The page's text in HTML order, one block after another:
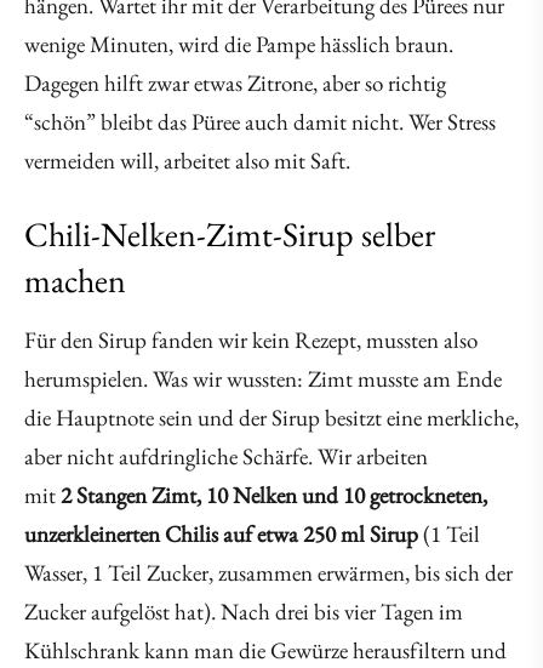
wenige Minuten, wird die Pampe hässlich braun.
Dagegen hilft zwar etwas Zitrone, aber so richtig
“schön” bleibt das Püree auch damit nicht. Wer Stress
vermeiden will, arbeitet also mit Saft.
Chili-Nelken-Zimt-Sirup selber
machen
Für den Sirup fanden wir kein Rezept, mussten also
herumspielen. Was wir wussten: Zimt musste am Ende
die Hauptnote sein und der Sirup besitzt eine merkliche,
aber nicht aufdringliche Schärfe. Wir arbeiten
mit2 Stangen Zimt, 10 Nelken und 10 getrockneten,
unzerkleinerten Chilis auf etwa 250 ml Sirup(1 Teil
Wasser, 1 Teil Zucker, zusammen erwärmen, bis sich der
Zucker aufgelöst hat). Nach drei bis vier Tagen im
Kühlschrank kann man die Gewürze herausfiltern und